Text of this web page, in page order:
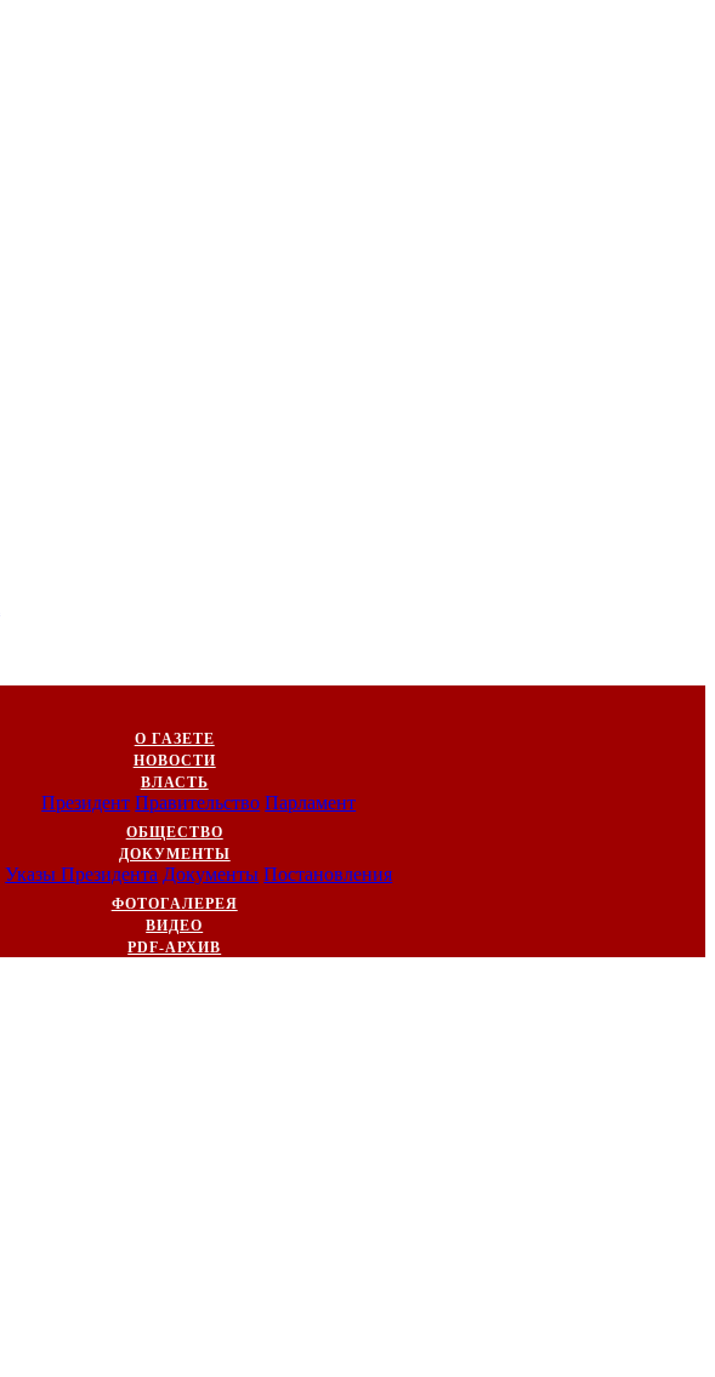
О ГАЗЕТЕ
НОВОСТИ
ВЛАСТЬ
Президент Правительство Парламент
ОБЩЕСТВО
ДОКУМЕНТЫ
Указы Президента Документы Постановления
ФОТОГАЛЕРЕЯ
ВИДЕО
PDF-АРХИВ